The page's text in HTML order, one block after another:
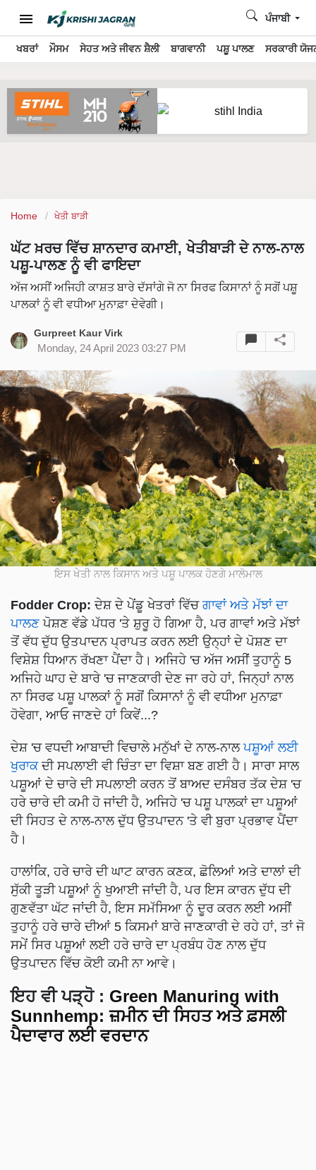
ਖਬਰਾਂ ਮੌਸਮ ਸੇਹਤ ਅਤੇ ਜੀਵਨ ਸ਼ੈਲੀ ਬਾਗਵਾਨੀ ਪਸ਼ੂ ਪਾਲਣ ਸਰਕਾਰੀ
ਪੰਜਾਬੀ
Home ਖੇਤੀ ਬਾੜੀ
ਘੱਟ ਖ਼ਰਚ ਵਿੱਚ ਸ਼ਾਨਦਾਰ ਕਮਾਈ, ਖੇਤੀਬਾੜੀ ਦੇ ਨਾਲ-ਨਾਲ
ਪਸ਼ੂ-ਪਾਲਣ ਨੂੰ ਵੀ ਫਾਇਦਾ
ਅੱਜ ਅਸੀਂ ਅਜਿਹੀ ਕਾਸ਼ਤ ਬਾਰੇ ਦੱਸਾਂਗੇ ਜੋ ਨਾ ਸਿਰਫ ਕਿਸਾਨਾਂ ਨੂੰ ਸਗੋਂ ਪਸ਼ੂ
ਪਾਲਕਾਂ ਨੂੰ ਵੀ ਵਧੀਆ ਮੁਨਾਫ਼ਾ ਦੇਵੇਗੀ।
Gurpreet Kaur Virk
Monday, 24 April 2023 03:27 PM
ਇਸ ਖੇਤੀ ਨਾਲ ਕਿਸਾਨ ਅਤੇ ਪਸ਼ੂ ਪਾਲਕ ਹੋਣਗੇ ਮਾਲੋਮਾਲ
Fodder Crop: ਦੇਸ਼ ਦੇ ਪੇਂਡੂ ਖੇਤਰਾਂ ਵਿੱਚ ਗਾਵਾਂ ਅਤੇ ਮੱਝਾਂ ਦਾ
ਪਾਲਣ ਪੋਸ਼ਣ ਵੱਡੇ ਪੱਧਰ 'ਤੇ ਸ਼ੁਰੂ ਹੋ ਗਿਆ ਹੈ, ਪਰ ਗਾਵਾਂ ਅਤੇ ਮੱਝਾਂ
ਤੋਂ ਵੱਧ ਦੁੱਧ ਉਤਪਾਦਨ ਪ੍ਰਾਪਤ ਕਰਨ ਲਈ ਉਨ੍ਹਾਂ ਦੇ ਪੋਸ਼ਣ ਦਾ
ਵਿਸ਼ੇਸ਼ ਧਿਆਨ ਰੱਖਣਾ ਪੈਂਦਾ ਹੈ। ਅਜਿਹੇ 'ਚ ਅੱਜ ਅਸੀਂ ਤੁਹਾਨੂੰ 5
ਅਜਿਹੇ ਘਾਹ ਦੇ ਬਾਰੇ 'ਚ ਜਾਣਕਾਰੀ ਦੇਣ ਜਾ ਰਹੇ ਹਾਂ, ਜਿਨ੍ਹਾਂ ਨਾਲ
ਨਾ ਸਿਰਫ ਪਸ਼ੂ ਪਾਲਕਾਂ ਨੂੰ ਸਗੋਂ ਕਿਸਾਨਾਂ ਨੂੰ ਵੀ ਵਧੀਆ ਮੁਨਾਫ਼ਾ
ਹੋਵੇਗਾ, ਆਓ ਜਾਣਦੇ ਹਾਂ ਕਿਵੇਂ...?
ਦੇਸ਼ 'ਚ ਵਧਦੀ ਆਬਾਦੀ ਵਿਚਾਲੇ ਮਨੁੱਖਾਂ ਦੇ ਨਾਲ-ਨਾਲਪਸ਼ੂਆਂ ਲਈ
ਖੁਰਾਕਦੀ ਸਪਲਾਈ ਵੀ ਚਿੰਤਾ ਦਾ ਵਿਸ਼ਾ ਬਣ ਗਈ ਹੈ। ਸਾਰਾ ਸਾਲ
ਪਸ਼ੂਆਂ ਦੇ ਚਾਰੇ ਦੀ ਸਪਲਾਈ ਕਰਨ ਤੋਂ ਬਾਅਦ ਦਸੰਬਰ ਤੱਕ ਦੇਸ਼ 'ਚ
ਹਰੇ ਚਾਰੇ ਦੀ ਕਮੀ ਹੋ ਜਾਂਦੀ ਹੈ, ਅਜਿਹੇ 'ਚ ਪਸ਼ੂ ਪਾਲਕਾਂ ਦਾ ਪਸ਼ੂਆਂ
ਦੀ ਸਿਹਤ ਦੇ ਨਾਲ-ਨਾਲ ਦੁੱਧ ਉਤਪਾਦਨ 'ਤੇ ਵੀ ਬੁਰਾ ਪ੍ਰਭਾਵ ਪੈਂਦਾ
ਹੈ।
ਹਾਲਾਂਕਿ, ਹਰੇ ਚਾਰੇ ਦੀ ਘਾਟ ਕਾਰਨ ਕਣਕ, ਛੋਲਿਆਂ ਅਤੇ ਦਾਲਾਂ ਦੀ
ਸੁੱਕੀ ਤੂੜੀ ਪਸ਼ੂਆਂ ਨੂੰ ਖੁਆਈ ਜਾਂਦੀ ਹੈ, ਪਰ ਇਸ ਕਾਰਨ ਦੁੱਧ ਦੀ
ਗੁਣਵੱਤਾ ਘੱਟ ਜਾਂਦੀ ਹੈ, ਇਸ ਸਮੱਸਿਆ ਨੂੰ ਦੂਰ ਕਰਨ ਲਈ ਅਸੀਂ
ਤੁਹਾਨੂੰ ਹਰੇ ਚਾਰੇ ਦੀਆਂ 5 ਕਿਸਮਾਂ ਬਾਰੇ ਜਾਣਕਾਰੀ ਦੇ ਰਹੇ ਹਾਂ, ਤਾਂ ਜੋ
ਸਮੇਂ ਸਿਰ ਪਸ਼ੂਆਂ ਲਈ ਹਰੇ ਚਾਰੇ ਦਾ ਪ੍ਰਬੰਧ ਹੋਣ ਨਾਲ ਦੁੱਧ
ਉਤਪਾਦਨ ਵਿੱਚ ਕੋਈ ਕਮੀ ਨਾ ਆਵੇ।
ਇਹ ਵੀ ਪੜ੍ਹੋ : Green Manuring with
Sunnhemp: ਜ਼ਮੀਨ ਦੀ ਸਿਹਤ ਅਤੇ ਫ਼ਸਲੀ
ਪੈਦਾਵਾਰ ਲਈ ਵਰਦਾਨ